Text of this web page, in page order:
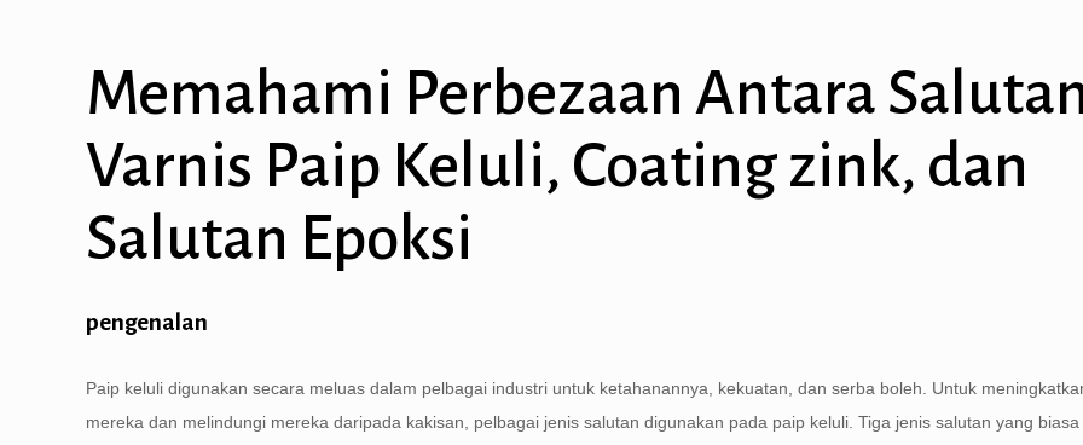
Memahami Perbezaan Antara
Varnis Paip Keluli, Coating zink, dan
Salutan Epoksi
pengenalan
Paip keluli digunakan secara meluas dalam pelbagai industri untuk ketahanannya, kekuatan, dan serba boleh. Untuk
mereka dan melindungi mereka daripada kakisan, pelbagai jenis salutan digunakan pada paip keluli. Tiga jenis salutan yang